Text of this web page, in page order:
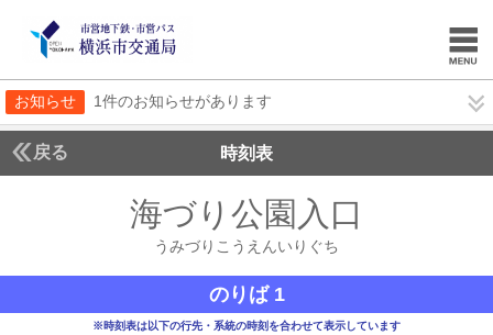
お知らせ 1件のお知らせがあります
戻る 時刻表
海づり公園入口
うみづりこうえんいりぐち
のりば 1
※時刻表は以下の行先・系統の時刻を合わせて表示しています